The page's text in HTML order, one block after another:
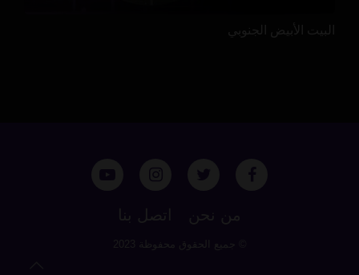
البيت الأبيض الجنوبي